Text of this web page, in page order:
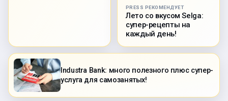
PRESS РЕКОМЕНДУЕТ
Лето со вкусом Selga:
супер-рецепты на
каждый день!
Industra Bank: много полезного плюс супер-
услуга для самозанятых!